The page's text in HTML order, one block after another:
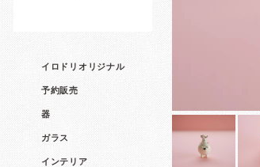
イロドリオリジナル
予約販売
器
ガラス
インテリア